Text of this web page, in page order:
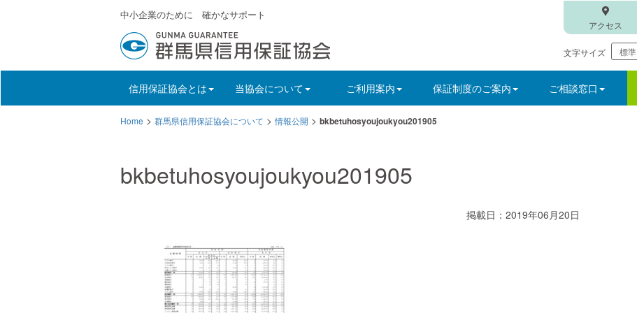
中小企業のために 確かなサポート
信用保証協会とは 当協会について ご利用案内 保証制度のご案内 ご相談窓口
アクセス
文字サイズ 標準
Home > 群馬県信用保証協会について >情報公開 > bkbetuhosyoujoukyou201905
bkbetuhosyoujoukyou201905
掲載日：2019年06月20日